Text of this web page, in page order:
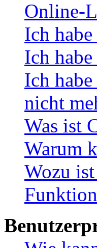
Online-
Ich
Ich
Ich
nicht
Was ist
Warum
Wozu